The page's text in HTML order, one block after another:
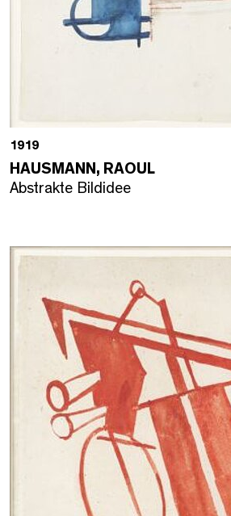
1919
HAUSMANN, RAOUL
Abstrakte Bildidee